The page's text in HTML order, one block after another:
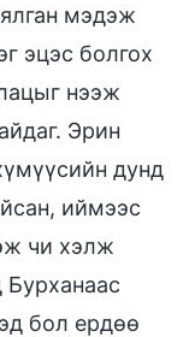
мэдэж
эцэс болгох
нээж
Эрин
дунд
иймээс
чи хэлж
Бурханаас
бол ердөө